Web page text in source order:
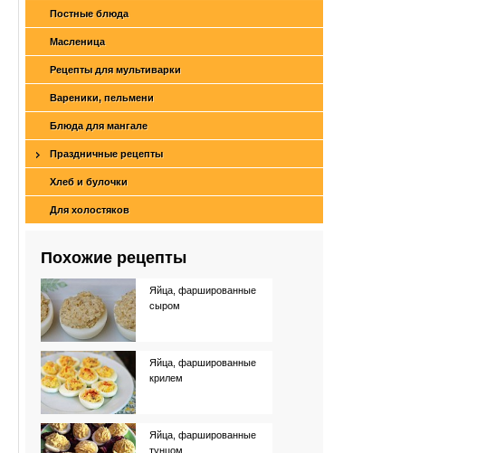
Постные блюда
Масленица
Рецепты для мультиварки
Вареники, пельмени
Блюда для мангале
Праздничные рецепты
Хлеб и булочки
Для холостяков
Похожие рецепты
Яйца, фаршированные
сыром
Яйца, фаршированные
крилем
Яйца, фаршированные
тунцом